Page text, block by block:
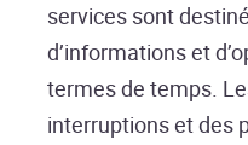
services sont
d’informations et
termes de temps.
interruptions et des